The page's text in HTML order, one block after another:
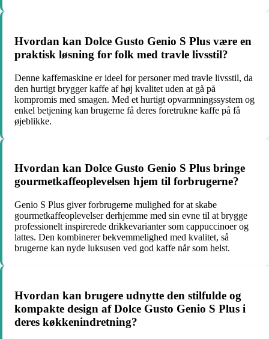
Hvordan kan Dolce Gusto Genio S Plus være en
praktisk løsning for folk med travle livsstil?
Denne kaffemaskine er ideel for personer med travle livsstil, da
den hurtigt brygger kaffe af høj kvalitet uden at gå på
kompromis med smagen. Med et hurtigt opvarmningssystem og
enkel betjening kan brugerne få deres foretrukne kaffe på få
øjeblikke.
Hvordan kan Dolce Gusto Genio S Plus bringe
gourmetkaffeoplevelsen hjem til forbrugerne?
Genio S Plus giver forbrugerne mulighed for at skabe
gourmetkaffeoplevelser derhjemme med sin evne til at brygge
professionelt inspirerede drikkevarianter som cappuccinoer og
lattes. Den kombinerer bekvemmelighed med kvalitet, så
brugerne kan nyde luksusen ved god kaffe når som helst.
Hvordan kan brugere udnytte den stilfulde og
kompakte design af Dolce Gusto Genio S Plus i
deres køkkenindretning?